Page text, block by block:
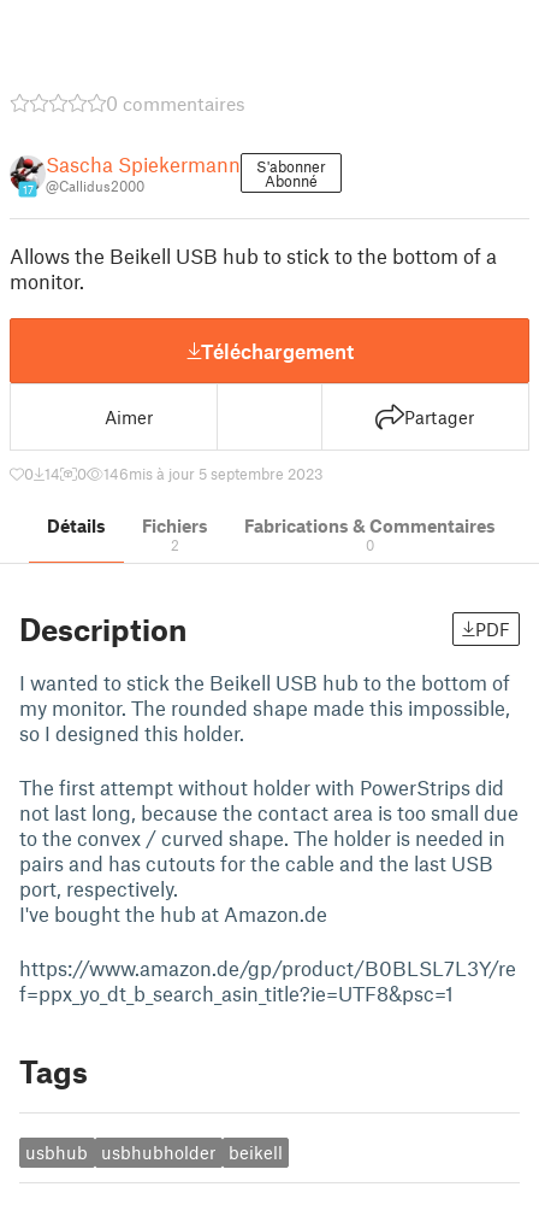
0 commentaires
17
Sascha Spiekermann
@Callidus2000
S'abonner
Abonné
Allows the Beikell USB hub to stick to the bottom of a
monitor.
Téléchargement
Aimer Partager
0 14 0 146mis à jour 5 septembre 2023
Détails Fichiers
2
Fabrications & Commentaires
0
Description PDF
I wanted to stick the Beikell USB hub to the bottom of
my monitor. The rounded shape made this impossible,
so I designed this holder.
The first attempt without holder with PowerStrips did
not last long, because the contact area is too small due
to the convex / curved shape. The holder is needed in
pairs and has cutouts for the cable and the last USB
port, respectively.
I've bought the hub at Amazon.de
https://www.amazon.de/gp/product/B0BLSL7L3Y/re
f=ppx_yo_dt_b_search_asin_title?ie=UTF8&psc=1
Tags
usbhub usbhubholder beikell